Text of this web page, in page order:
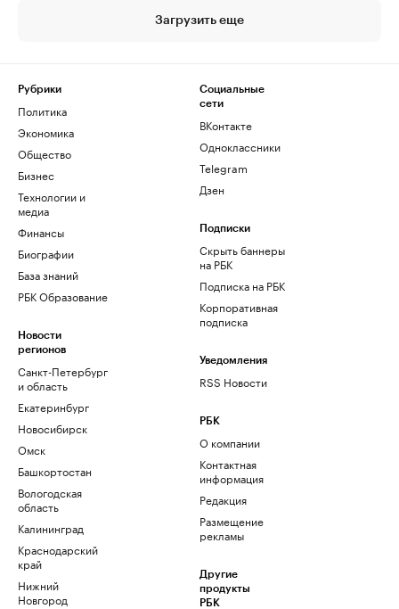
Загрузить еще
Рубрики
Политика
Экономика
Общество
Бизнес
Технологии и
медиа
Финансы
Биографии
База знаний
РБК Образование
Новости
регионов
Санкт-Петербург
и область
Екатеринбург
Новосибирск
Омск
Башкортостан
Вологодская
область
Калининград
Краснодарский
край
Нижний
Новгород
Социальные
сети
ВКонтакте
Одноклассники
Telegram
Дзен
Подписки
Скрыть баннеры
на РБК
Подписка на РБК
Корпоративная
подписка
Уведомления
RSS Новости
РБК
О компании
Контактная
информация
Редакция
Размещение
рекламы
Другие
продукты
РБК